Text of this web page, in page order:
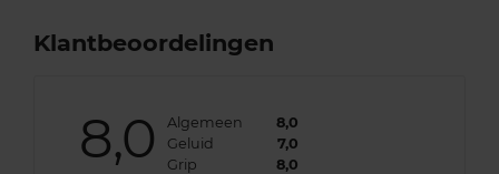
Klantbeoordelingen
8,0 Algemeen
8,0
Geluid
7,0
Grip
8,0